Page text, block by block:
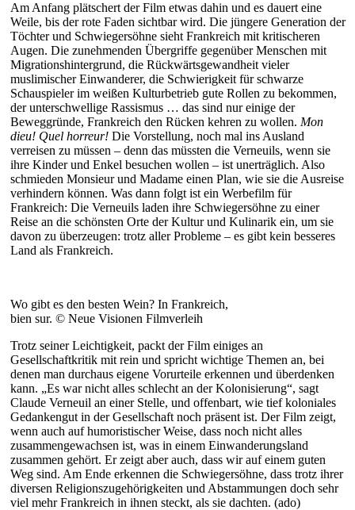
Am Anfang plätschert der Film etwas dahin und es dauert eine
Weile, bis der rote Faden sichtbar wird. Die jüngere Generation der
Töchter und Schwiegersöhne sieht Frankreich mit kritischeren
Augen. Die zunehmenden Übergriffe gegenüber Menschen mit
Migrationshintergrund, die Rückwärtsgewandheit vieler
muslimischer Einwanderer, die Schwierigkeit für schwarze
Schauspieler im weißen Kulturbetrieb gute Rollen zu bekommen,
der unterschwellige Rassismus … das sind nur einige der
Beweggründe, Frankreich den Rücken kehren zu wollen. Mon
dieu! Quel horreur! Die Vorstellung, noch mal ins Ausland
verreisen zu müssen – denn das müssten die Verneuils, wenn sie
ihre Kinder und Enkel besuchen wollen – ist unerträglich. Also
schmieden Monsieur und Madame einen Plan, wie sie die Ausreise
verhindern können. Was dann folgt ist ein Werbefilm für
Frankreich: Die Verneuils laden ihre Schwiegersöhne zu einer
Reise an die schönsten Orte der Kultur und Kulinarik ein, um sie
davon zu überzeugen: trotz aller Probleme – es gibt kein besseres
Land als Frankreich.
Wo gibt es den besten Wein? In Frankreich,
bien sur. © Neue Visionen Filmverleih
Trotz seiner Leichtigkeit, packt der Film einiges an
Gesellschaftkritik mit rein und spricht wichtige Themen an, bei
denen man durchaus eigene Vorurteile erkennen und überdenken
kann. „Es war nicht alles schlecht an der Kolonisierung“, sagt
Claude Verneuil an einer Stelle, und offenbart, wie tief koloniales
Gedankengut in der Gesellschaft noch präsent ist. Der Film zeigt,
wenn auch auf humoristischer Weise, dass noch nicht alles
zusammengewachsen ist, was in einem Einwanderungsland
zusammen gehört. Er zeigt aber auch, dass wir auf einem guten
Weg sind. Am Ende erkennen die Schwiegersöhne, dass trotz ihrer
diversen Religionszugehörigkeiten und Abstammungen doch sehr
viel mehr Frankreich in ihnen steckt, als sie dachten. (ado)